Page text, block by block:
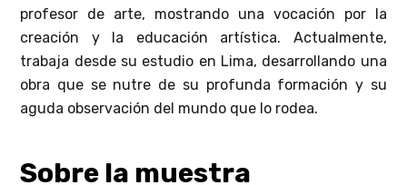
profesor de arte, mostrando una vocación por la
creación y la educación artística. Actualmente,
trabaja desde su estudio en Lima, desarrollando una
obra que se nutre de su profunda formación y su
aguda observación del mundo que lo rodea.
Sobre la muestra